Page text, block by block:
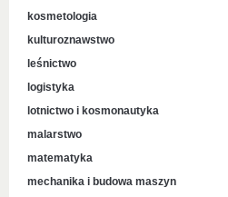
kosmetologia
kulturoznawstwo
leśnictwo
logistyka
lotnictwo i kosmonautyka
malarstwo
matematyka
mechanika i budowa maszyn